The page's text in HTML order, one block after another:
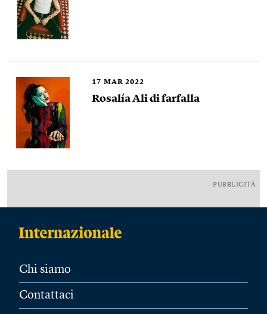
17 MAR 2022
Rosalía Ali di farfalla
PUBBLICITÀ
Chi siamo
Contattaci